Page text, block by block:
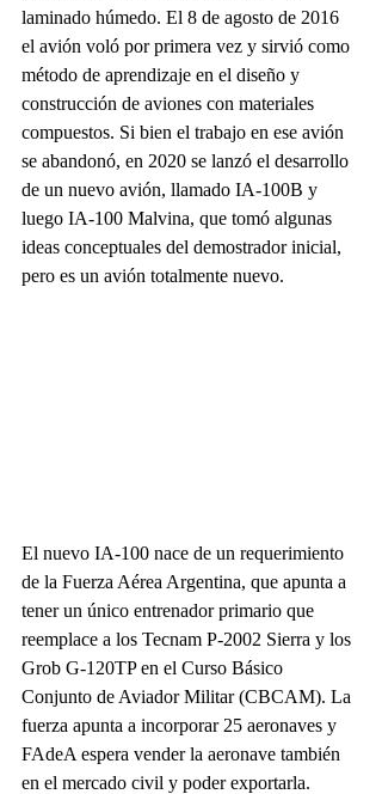
laminado húmedo. El 8 de agosto de 2016
el avión voló por primera vez y sirvió como
método de aprendizaje en el diseño y
construcción de aviones con materiales
compuestos. Si bien el trabajo en ese avión
se abandonó, en 2020 se lanzó el desarrollo
de un nuevo avión, llamado IA-100B y
luego IA-100 Malvina, que tomó algunas
ideas conceptuales del demostrador inicial,
pero es un avión totalmente nuevo.
El nuevo IA-100 nace de un requerimiento
de la Fuerza Aérea Argentina, que apunta a
tener un único entrenador primario que
reemplace a los Tecnam P-2002 Sierra y los
Grob G-120TP en el Curso Básico
Conjunto de Aviador Militar (CBCAM). La
fuerza apunta a incorporar 25 aeronaves y
FAdeA espera vender la aeronave también
en el mercado civil y poder exportarla.